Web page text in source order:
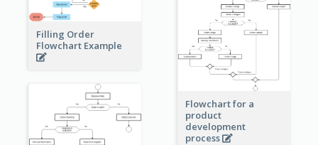
Filling Order
Flowchart Example
Flowchart for a
product
development
process